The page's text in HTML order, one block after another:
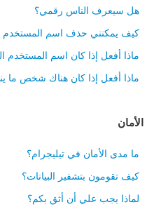
هل سيعرف الناس رقمي؟
كيف يمكنني حذف اسم المستخدم
ماذا أفعل إذا كان اسم المستخدم
ماذا أفعل إذا كان هناك شخص ما
الأمان
ما مدى الأمان في تيليجرام؟
كيف تقومون بتشفير البيانات؟
لماذا يجب علي أن أثق بكم؟